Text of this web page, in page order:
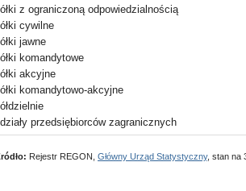
z ograniczoną odpowiedzialnością
cywilne
jawne
komandytowe
akcyjne
komandytowo-akcyjne
przedsiębiorców zagranicznych
Rejestr REGON, Główny Urząd Statystyczny, stan na